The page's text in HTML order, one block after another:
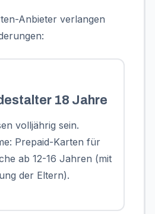
Anbieter verlangen
18 Jahre
volljährig sein.
Prepaid-Karten für
ab 12-16 Jahren (mit
der Eltern).